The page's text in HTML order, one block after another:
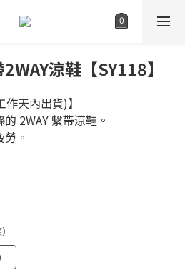
涼鞋【SY118】
天內出貨)】
2WAY 繫帶涼鞋。
。